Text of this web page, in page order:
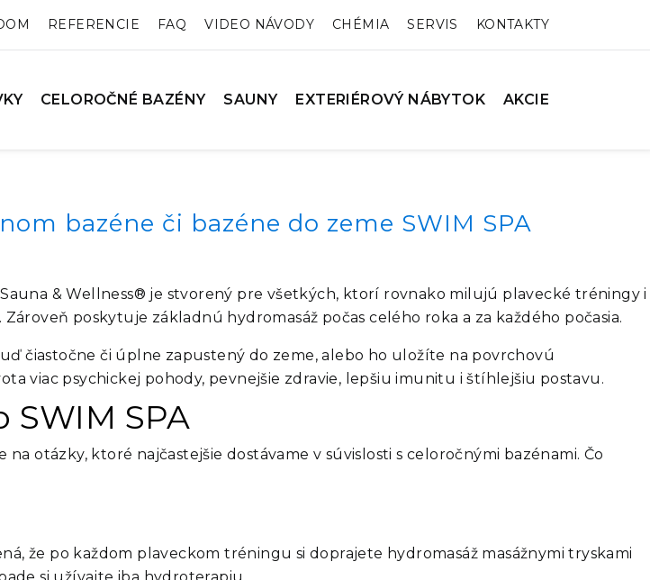
REFERENCIE FAQ VIDEO NÁVODY CHÉMIA SERVIS KONTAKTY
CELOROČNÉ BAZÉNY SAUNY EXTERIÉROVÝ NÁBYTOK AKCIE
bazéne či bazéne do zeme SWIM SPA
& Wellness® je stvorený pre všetkých, ktorí rovnako milujú plavecké tréningy i
poskytuje základnú hydromasáž počas celého roka a za každého počasia.
čiastočne či úplne zapustený do zeme, alebo ho uložíte na povrchovú
viac psychickej pohody, pevnejšie zdravie, lepšiu imunitu i štíhlejšiu postavu.
SPA
otázky, ktoré najčastejšie dostávame v súvislosti s celoročnými bazénami. Čo
že po každom plaveckom tréningu si doprajete hydromasáž masážnymi tryskami